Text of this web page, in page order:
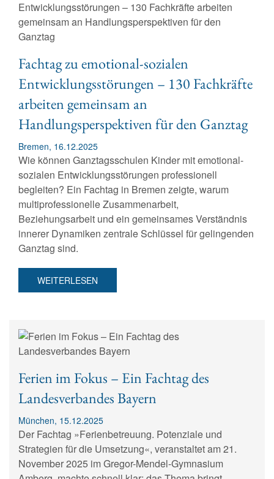
Fachtag zu emotional-sozialen
Entwicklungsstörungen – 130 Fachkräfte
arbeiten gemeinsam an
Handlungsperspektiven für den Ganztag
Bremen, 16.12.2025
Wie können Ganztagsschulen Kinder mit emotional-
sozialen Entwicklungsstörungen professionell
begleiten? Ein Fachtag in Bremen zeigte, warum
multiprofessionelle Zusammenarbeit,
Beziehungsarbeit und ein gemeinsames Verständnis
innerer Dynamiken zentrale Schlüssel für gelingenden
Ganztag sind.
WEITERLESEN
Ferien im Fokus – Ein Fachtag des
Landesverbandes Bayern
München, 15.12.2025
Der Fachtag »Ferienbetreuung. Potenziale und
Strategien für die Umsetzung«, veranstaltet am 21.
November 2025 im Gregor-Mendel-Gymnasium